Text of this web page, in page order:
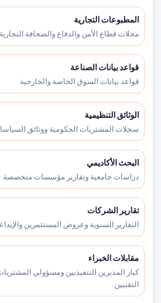
المطبوعات التجارية
مجلات قطاع الأمن والدفاع والصحافة التجارية
قواعد بيانات الصناعة
قواعد بيانات السوق الخاصة والخارجية
الوثائق التنظيمية
سجلات المشتريات الحكومية ووثائق
البحث الأكاديمي
دراسات جامعية وتقارير مؤسسات متخصصة
تقارير الشركات
التقارير السنوية وعروض المستثمرين
مقابلات الخبراء
كبار المديرين التنفيذيين ومسؤولي
التقنيين